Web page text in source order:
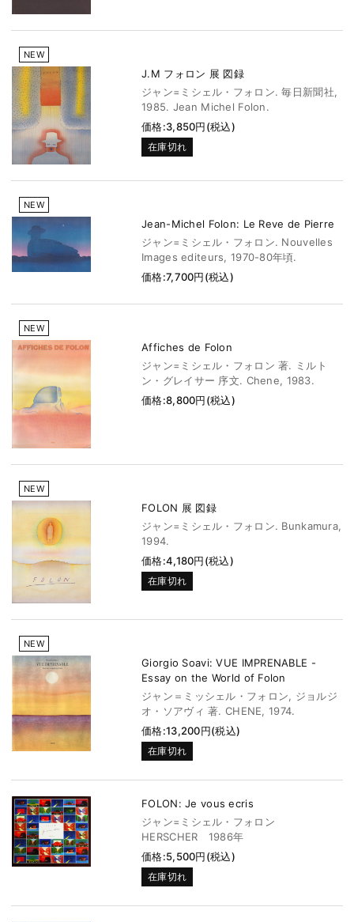
NEW
J.M フォロン 展 図録
ジャン=ミシェル・フォロン. 毎日新聞社,
1985. Jean Michel Folon.
価格:3,850円(税込)
在庫切れ
NEW
Jean-Michel Folon: Le Reve de Pierre
ジャン=ミシェル・フォロン. Nouvelles
Images editeurs, 1970-80年頃.
価格:7,700円(税込)
NEW
Affiches de Folon
ジャン=ミシェル・フォロン 著. ミルト
ン・グレイサー 序文. Chene, 1983.
価格:8,800円(税込)
NEW
FOLON 展 図録
ジャン=ミシェル・フォロン. Bunkamura,
1994.
価格:4,180円(税込)
在庫切れ
NEW
Giorgio Soavi: VUE IMPRENABLE -
Essay on the World of Folon
ジャン＝ミッシェル・フォロン, ジョルジ
オ・ソアヴィ 著. CHENE, 1974.
価格:13,200円(税込)
在庫切れ
FOLON: Je vous ecris
ジャン=ミシェル・フォロン
HERSCHER 1986年
価格:5,500円(税込)
在庫切れ